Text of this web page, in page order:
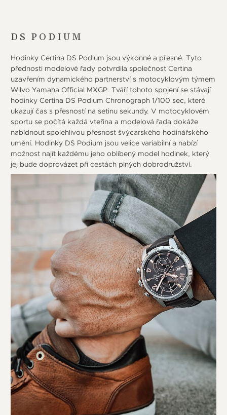
DS PODIUM
Hodinky Certina DS Podium jsou výkonné a přesné. Tyto
přednosti modelové řady potvrdila společnost Certina
uzavřením dynamického partnerství s motocyklovým týmem
Wilvo Yamaha Official MXGP. Tváří tohoto spojení se stávají
hodinky Certina DS Podium Chronograph 1/100 sec, které
ukazují čas s přesností na setinu sekundy. V motocyklovém
sportu se počítá každá vteřina a modelová řada dokáže
nabídnout spolehlivou přesnost švýcarského hodinářského
umění. Hodinky DS Podium jsou velice variabilní a nabízí
možnost najít každému jeho oblíbený model hodinek, který
jej bude doprovázet při cestách plných dobrodružství.